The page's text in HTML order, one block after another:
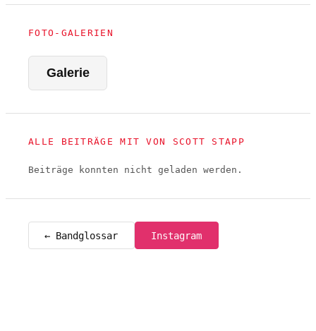
FOTO-GALERIEN
Galerie
ALLE BEITRÄGE MIT VON SCOTT STAPP
Beiträge konnten nicht geladen werden.
← Bandglossar Instagram